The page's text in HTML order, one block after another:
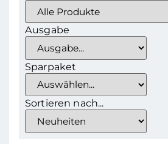
Ausgabe
Sparpaket
Sortieren nach...